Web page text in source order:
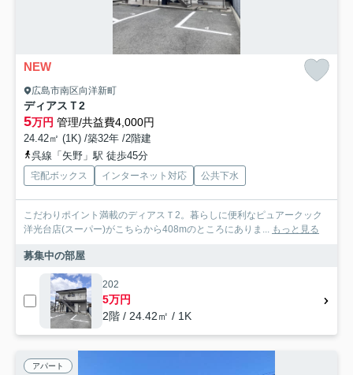
NEW
広島市南区向洋新町
ディアスＴ2
5万円 管理/共益費4,000円
24.42㎡ (1K) /築32年 /2階建
呉線「矢野」駅 徒歩45分
宅配ボックス インターネット対応 公共下水
こだわりポイント満載のディアスＴ2。暮らしに便利なピュアークック
洋光台店(スーパー)がこちらから408mのところにありま... もっと見る
募集中の部屋
202
5万円
2階 / 24.42㎡ / 1K
アパート